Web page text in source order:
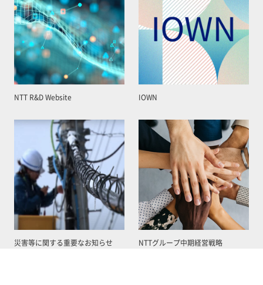
NTT R&D Website IOWN
災害等に関する重要なお知らせ NTTグループ中期経営戦略